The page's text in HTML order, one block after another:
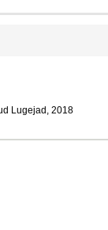
Lugejad, 2018